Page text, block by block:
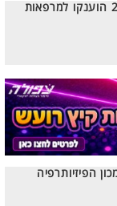
פרסי הצטיינות לשנת 2025 הוענקו למרפאות
הפיזיותרפיה